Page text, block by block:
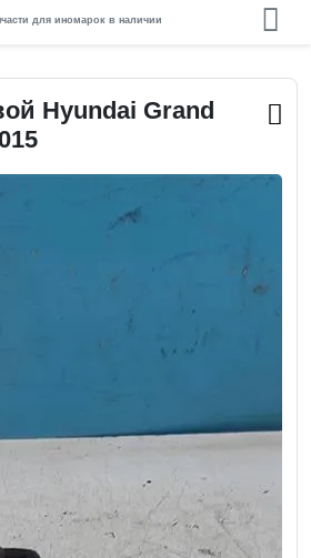
для иномарок в наличии
Hyundai Grand